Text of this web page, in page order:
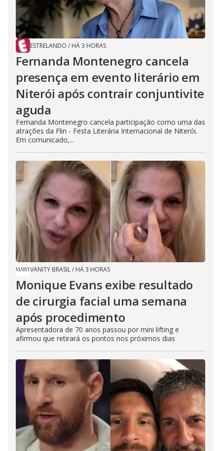
ESTRELANDO / HÁ 3 HORAS
Fernanda Montenegro cancela
presença em evento literário em
Niterói após contrair conjuntivite
aguda
Fernanda Montenegro cancela participação como uma das
atrações da Flin - Festa Literária Internacional de Niterói.
Em comunicado,...
VANITY BRASIL/ HÁ 3 HORAS
Monique Evans exibe resultado
de cirurgia facial uma semana
após procedimento
Apresentadora de 70 anos passou por mini lifting e
afirmou que retirará os pontos nos próximos dias